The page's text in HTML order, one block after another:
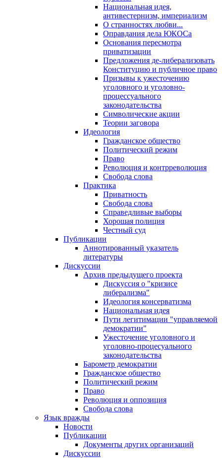
Национальная идея,
антивестернизм, империализм
О странностях любви...
Оправдания дела ЮКОСа
Основания пересмотра
приватизации
Предложения де-либерализовать
Конституцию и публичное право
Призывы к ужесточению
уголовного и уголовно-
процессуального
законодательства
Символические акции
Теории заговора
Идеология
Гражданское общество
Политический режим
Право
Революция и контрреволюция
Свобода слова
Практика
Приватность
Свобода слова
Справедливые выборы
Хорошая полиция
Честный суд
Публикации
Аннотированный указатель
литературы
Дискуссии
Архив предыдущего проекта
Дискуссия о "кризисе
либерализма"
Идеология консерватизма
Национальная идея
Пути легитимации "управляемой
демократии"
Ужесточение уголовного и
уголовно-процесуального
законодательства
Барометр демократии
Гражданское общество
Политический режим
Право
Революция и оппозиция
Свобода слова
Язык вражды
Новости
Публикации
Документы других организаций
Дискуссии